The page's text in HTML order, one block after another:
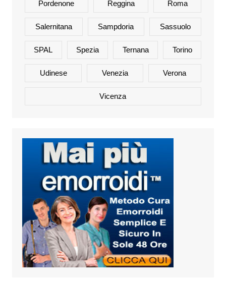
Pordenone Reggina Roma
Salernitana Sampdoria Sassuolo
SPAL Spezia Ternana Torino
Udinese Venezia Verona
Vicenza